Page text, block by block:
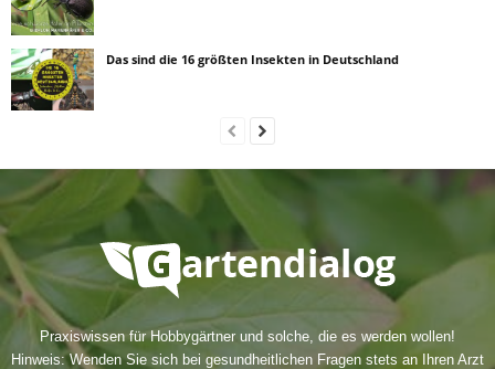
Das sind die 16 größten Insekten in Deutschland
Praxiswissen für Hobbygärtner und solche, die es werden wollen!
Hinweis: Wenden Sie sich bei gesundheitlichen Fragen stets an Ihren Arzt